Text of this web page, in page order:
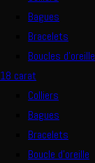
Bagues
Bracelets
Boucles d’oreille
18 carat
Colliers
Bagues
Bracelets
Boucle d’oreille